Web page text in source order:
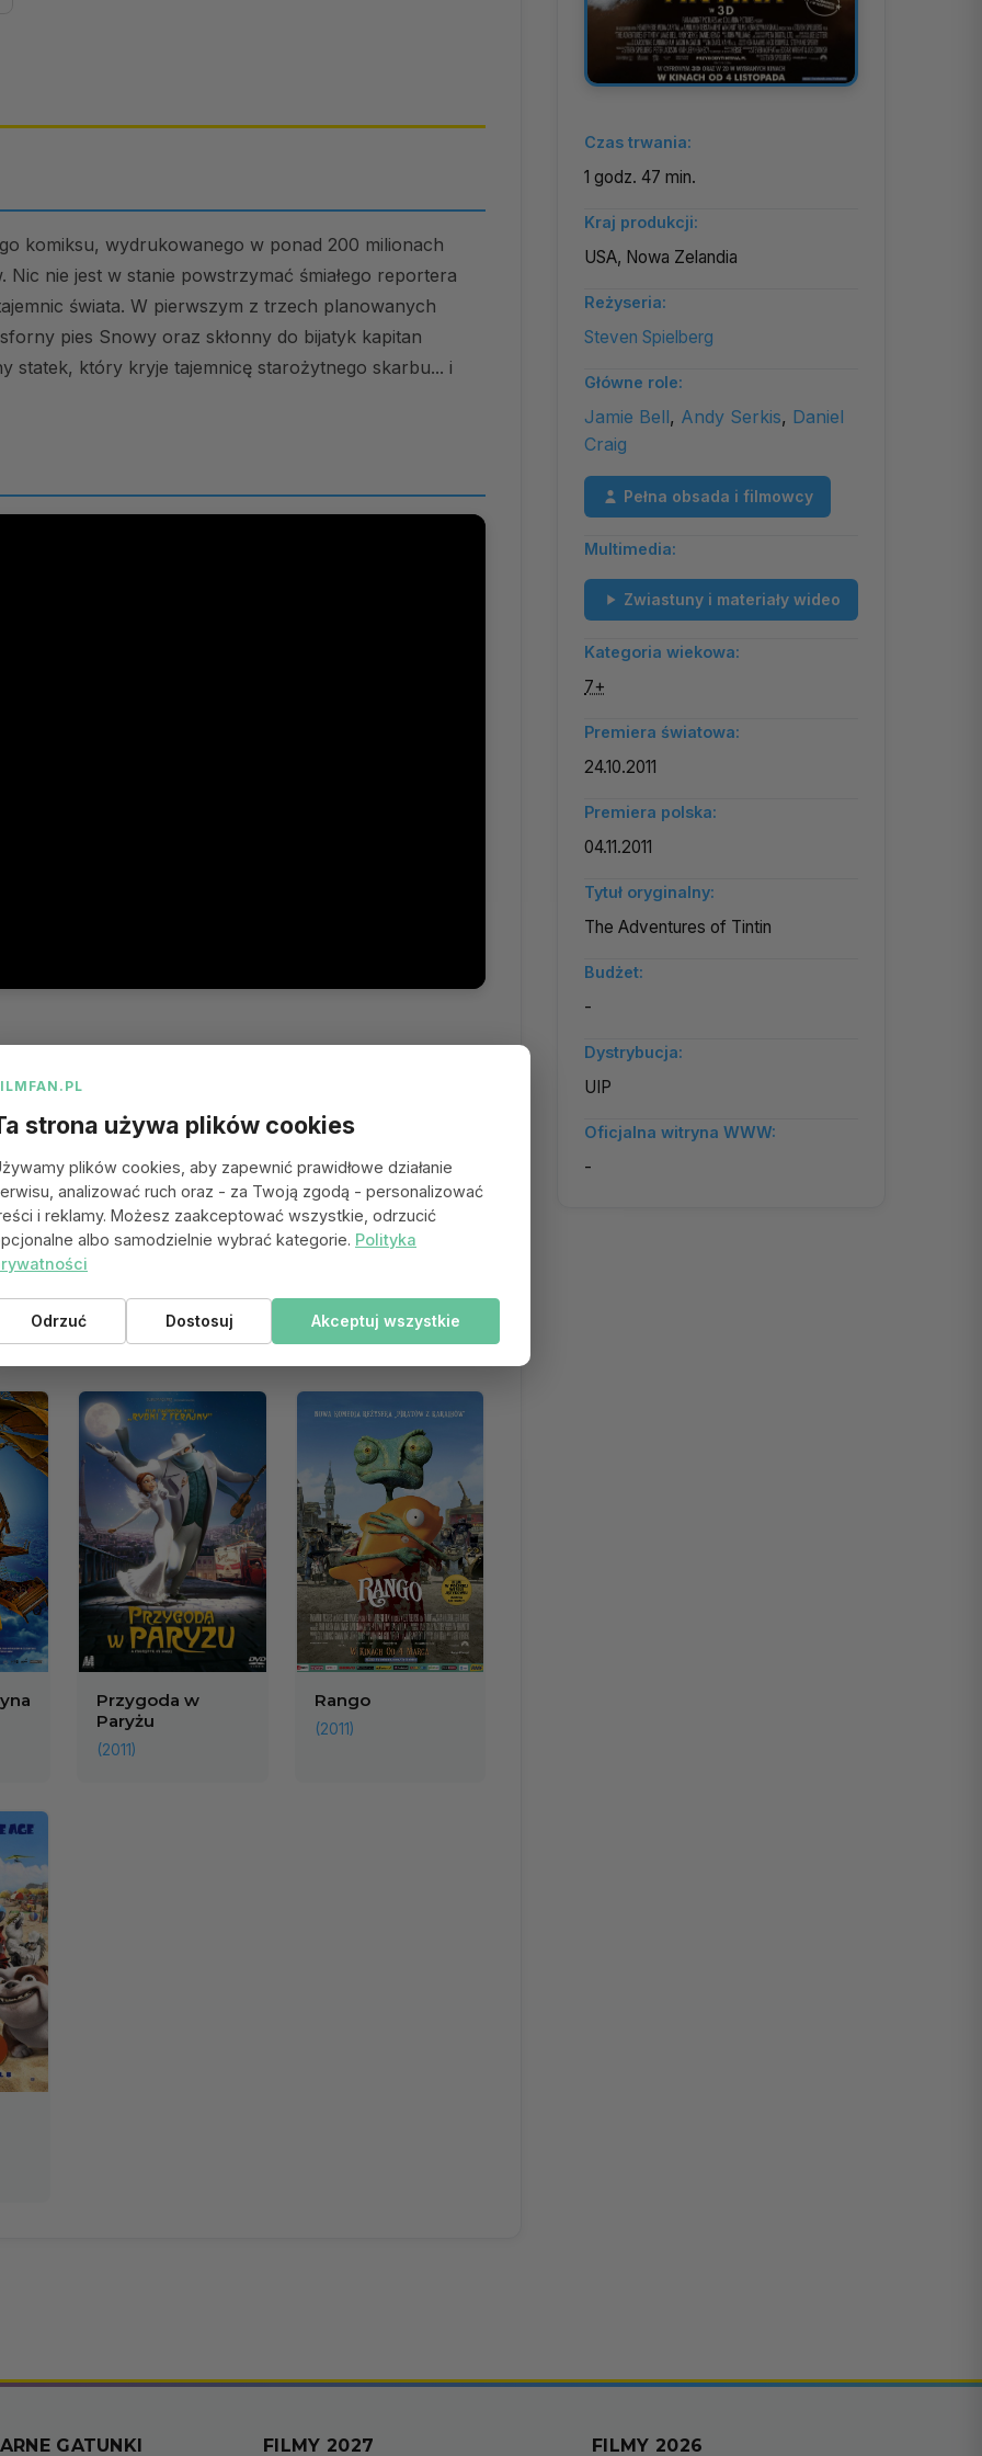
komiksu, wydrukowanego w ponad 200 milionach
Nic nie jest w stanie powstrzymać śmiałego reportera
świata. W pierwszym z trzech planowanych
pies Snowy oraz skłonny do bijatyk kapitan
statek, który kryje tajemnicę starożytnego skarbu... i
Czas trwania:
1 godz. 47 min.
Kraj produkcji:
USA, Nowa Zelandia
Reżyseria:
Steven Spielberg
Główne role:
Jamie Bell, Andy Serkis, Daniel
Craig
Pełna obsada i filmowcy
Multimedia:
Zwiastuny i materiały wideo
Kategoria wiekowa:
7+
Premiera światowa:
24.10.2011
Premiera polska:
04.11.2011
Tytuł oryginalny:
The Adventures of Tintin
Budżet:
-
Dystrybucja:
UIP
Oficjalna witryna WWW:
-
spodobać
Przygoda w
Paryżu
(2011)
Rango
(2011)
GATUNKI FILMY 2027 FILMY 2026
strona używa plików cookies
plików cookies, aby zapewnić prawidłowe działanie
analizować ruch oraz - za Twoją zgodą - personalizować
i reklamy. Możesz zaakceptować wszystkie, odrzucić
albo samodzielnie wybrać kategorie. Polityka
Odrzuć Dostosuj Akceptuj wszystkie